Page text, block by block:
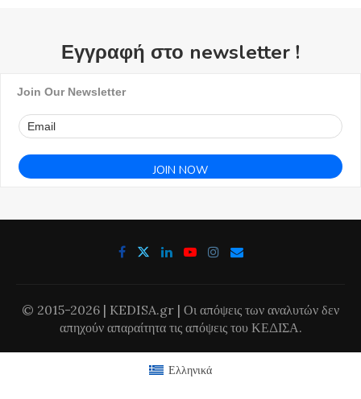
Εγγραφή στο newsletter !
Join Our Newsletter
© 2015-2026 | KEDISA.gr | Οι απόψεις των αναλυτών δεν
απηχούν απαραίτητα τις απόψεις του ΚΕΔΙΣΑ.
Ελληνικά